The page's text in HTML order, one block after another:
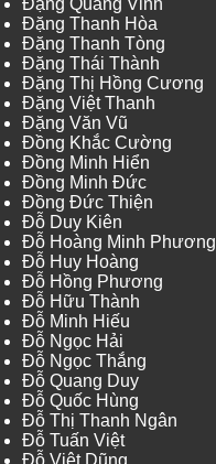
Đặng Quang Vinh
Đặng Thanh Hòa
Đặng Thanh Tòng
Đặng Thái Thành
Đặng Thị Hồng Cương
Đặng Việt Thanh
Đặng Văn Vũ
Đồng Khắc Cường
Đồng Minh Hiển
Đồng Minh Đức
Đồng Đức Thiện
Đỗ Duy Kiên
Đỗ Hoàng Minh Phương
Đỗ Huy Hoàng
Đỗ Hồng Phương
Đỗ Hữu Thành
Đỗ Minh Hiếu
Đỗ Ngọc Hải
Đỗ Ngọc Thắng
Đỗ Quang Duy
Đỗ Quốc Hùng
Đỗ Thị Thanh Ngân
Đỗ Tuấn Việt